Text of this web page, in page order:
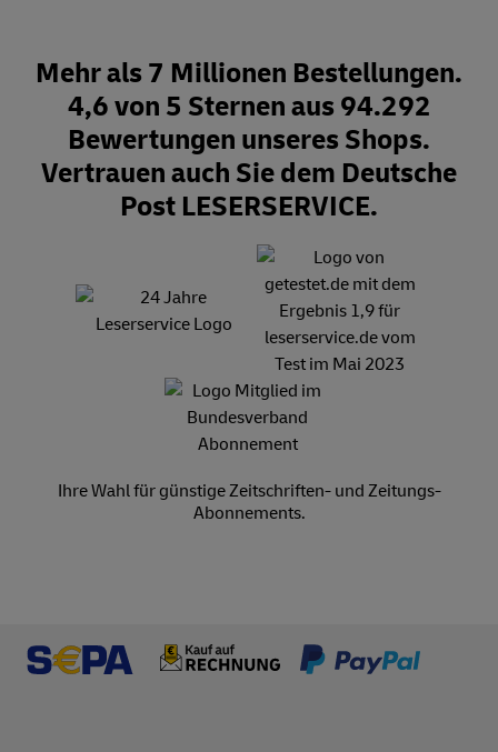
Mehr als 7 Millionen Bestellungen.
4,6 von 5 Sternen aus 94.292
Bewertungen unseres Shops.
Vertrauen auch Sie dem Deutsche
Post LESERSERVICE.
Ihre Wahl für günstige Zeitschriften- und Zeitungs-
Abonnements.